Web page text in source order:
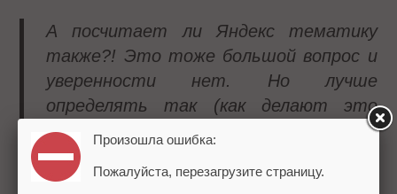
А посчитает ли Яндекс тематику
также?! Это тоже большой вопрос и
уверенности нет. Но лучше
определять так (как делают это
Руки), чем никак!
Затронув тему размещения ссылок, Петр
Произошла ошибка:
Пожалуйста, перезагрузите страницу.